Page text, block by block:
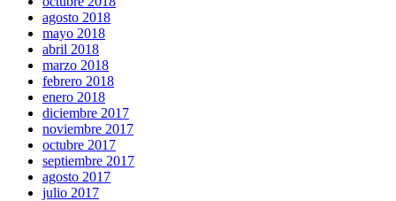
agosto 2018
mayo 2018
abril 2018
marzo 2018
febrero 2018
enero 2018
diciembre 2017
noviembre 2017
octubre 2017
septiembre 2017
agosto 2017
julio 2017